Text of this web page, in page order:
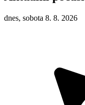
dnes, sobota 8. 8. 2026